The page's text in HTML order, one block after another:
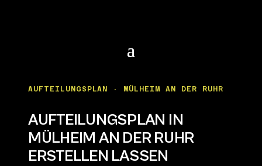
AUFTEILUNGSPLAN · MÜLHEIM AN DER RUHR
AUFTEILUNGSPLAN IN
MÜLHEIM AN DER RUHR
ERSTELLEN LASSEN